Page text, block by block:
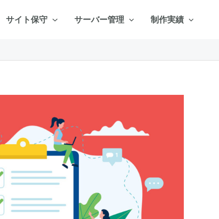
サイト保守 サーバー管理 制作実績